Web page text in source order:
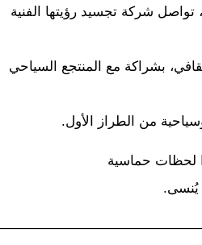
شركة تجسيد رؤيتها الفنية
بشراكة مع المنتجع السياحي
من الطراز الأول.
لحظات حماسية
يُنسى.